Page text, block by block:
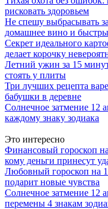
рисковать здоровьем
Не спешу выбрасывать
домашнее вино и
Секрет идеального
делает корочку
Летний ужин за 15
стоять у плиты
Три лучших рецепта
бабушки в деревне
Солнечное затмение 12
каждому знаку зодиака
Это интересно
Финансовый гороскоп
кому деньги принесут
Любовный гороскоп на
подарит новые чувства
Солнечное затмение 12
перемены 4 знакам